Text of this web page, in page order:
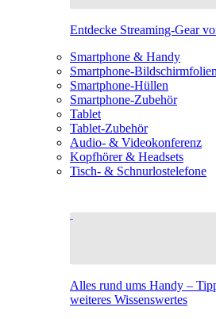
Entdecke Streaming-Gear
Smartphone & Handy
Smartphone-Bildschirmfolien
Smartphone-Hüllen
Smartphone-Zubehör
Tablet
Tablet-Zubehör
Audio- & Videokonferenz
Kopfhörer & Headsets
Tisch- & Schnurlostelefone
Alles rund ums Handy –
weiteres Wissenswertes